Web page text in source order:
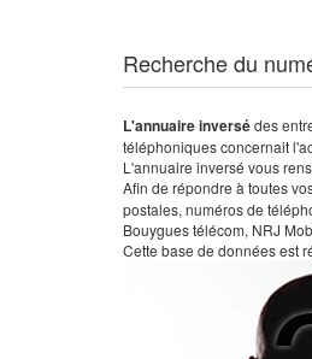
Recherche du
L'annuaire inversédes
téléphoniques concernait
L'annuaire inversé vous
Afin de répondre à toutes
postales, numéros de
Bouygues télécom, NRJ
Cette base de données est